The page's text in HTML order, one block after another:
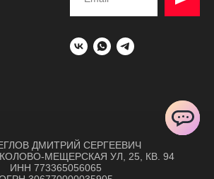
ДМИТРИЙ СЕРГЕЕВИЧ
МЕЩЕРСКАЯ УЛ, 25, КВ. 94
ИНН 773365056065